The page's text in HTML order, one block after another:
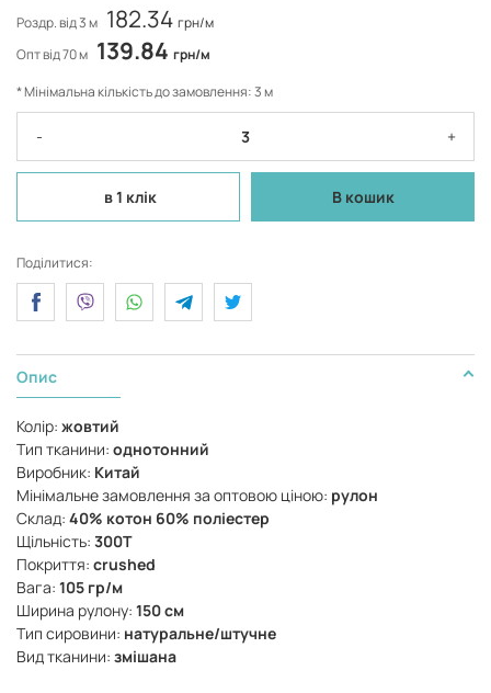
Роздр. від 3 м 182.34 грн/м
Опт від 70 м 139.84 грн/м
* Мінімальна кількість до замовлення: 3 м
- +
в 1 клік В кошик
Поділитися:
Опис
Колір: жовтий
Тип тканини: однотонний
Виробник: Китай
Мінімальне замовлення за оптовою ціною: рулон
Склад: 40% котон 60% поліестер
Щільність: 300Т
Покриття: crushed
Вага: 105 гр/м
Ширина рулону: 150 см
Тип сировини: натуральне/штучне
Вид тканини: змішана